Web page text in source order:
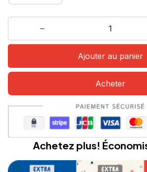
Ajouter au panier
Acheter
Achetez plus!